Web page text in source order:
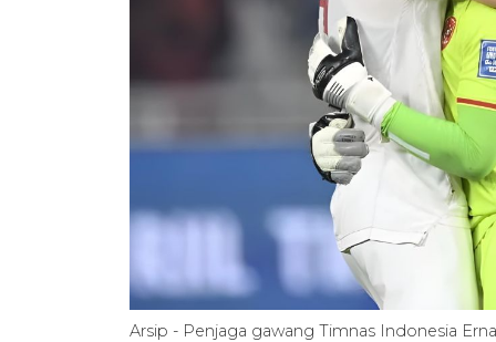
Arsip - Penjaga gawang Timnas Indonesia